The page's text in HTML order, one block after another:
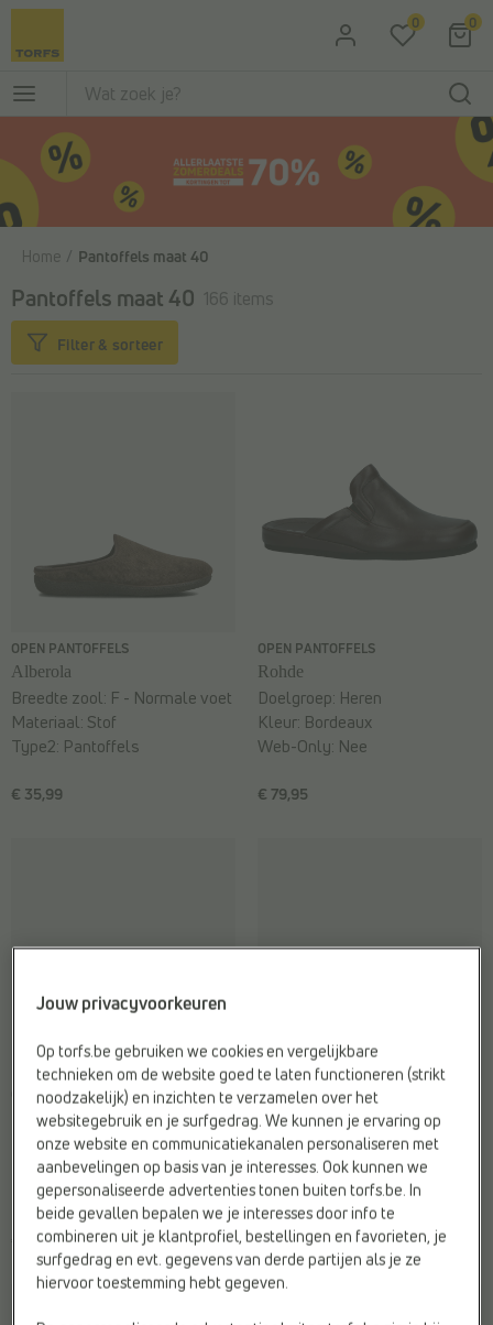
Ga naar de hoofdinhoud 0 0
Home Pantoffels maat 40
Pantoffels maat 40 166 items
Filter & sorteer
OPEN PANTOFFELS
Alberola
€ 35,99
Breedte zool: F - Normale voet
Materiaal: Stof
Type2: Pantoffels
OPEN PANTOFFELS
Rohde
€ 79,95
Doelgroep: Heren
Kleur: Bordeaux
Web-Only: Nee
OPEN PANTOFFELS
Scapa
€ 55,95
Doelgroep:Heren
Kleur:Grijs
Materiaal:Stof
OPEN PANTOFFELS
River Woods
€ 49,99
Doelgroep:Heren
Geschikt voor steunzolen:
Web-Only:Nee
Jouw privacyvoorkeuren
Op torfs.be gebruiken we cookies en vergelijkbare
technieken om de website goed te laten functioneren (strikt
noodzakelijk) en inzichten te verzamelen over het
websitegebruik en je surfgedrag. We kunnen je ervaring op
onze website en communicatiekanalen personaliseren met
aanbevelingen op basis van je interesses. Ook kunnen we
gepersonaliseerde advertenties tonen buiten torfs.be. In
beide gevallen bepalen we je interesses door info te
combineren uit je klantprofiel, bestellingen en favorieten, je
surfgedrag en evt. gegevens van derde partijen als je ze
hiervoor toestemming hebt gegeven.